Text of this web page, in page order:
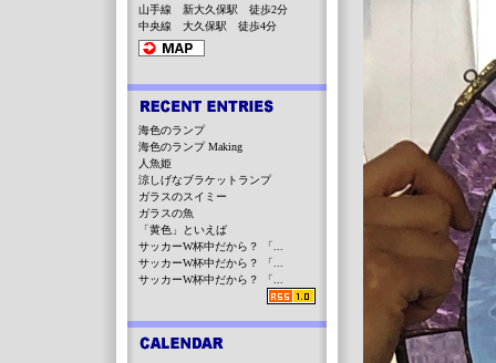
山手線 新大久保駅 徒歩2分
中央線 大久保駅 徒歩4分
海色のランプ
海色のランプ Making
人魚姫
涼しげなブラケットランプ
ガラスのスイミー
ガラスの魚
「黄色」といえば
サッカーW杯中だから？ 「...
サッカーW杯中だから？ 「...
サッカーW杯中だから？ 「...